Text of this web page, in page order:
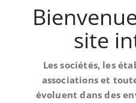
site
Les sociétés, les
associations et
évoluent dans des